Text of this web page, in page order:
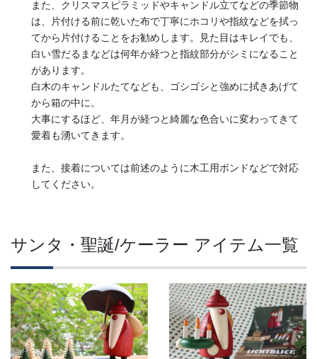
また、クリスマスピラミッドやキャンドル立てなどの季節物
は、片付ける前に乾いた布で丁寧にホコリや指紋などを拭っ
てから片付けることをお勧めします。見た目はキレイでも、
白い雪だるまなどは何年か経つと指紋部分がシミになること
があります。
白木のキャンドルたてなども、ゴシゴシと強めに拭きあげて
から箱の中に。
大事にするほど、年月が経つと綺麗な色合いに変わってきて
愛着も湧いてきます。
また、接着については前述のように木工用ボンドなどで対応
してください。
サンタ・聖誕/ケーラー アイテム一覧